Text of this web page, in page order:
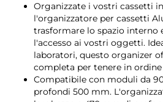
Organizzate i vostri cassetti
l'organizzatore per cassetti
trasformare lo spazio interno
l'accesso ai vostri oggetti.
laboratori, questo organizer
completa per tenere in
Compatibile con moduli da
profondi 500 mm.